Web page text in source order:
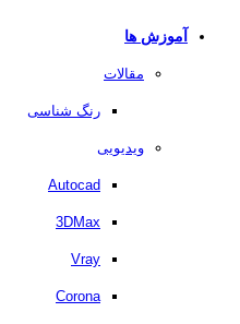
آموزش ها
مقالات
رنگ شناسی
ویدیویی
Autocad
3DMax
Vray
Corona